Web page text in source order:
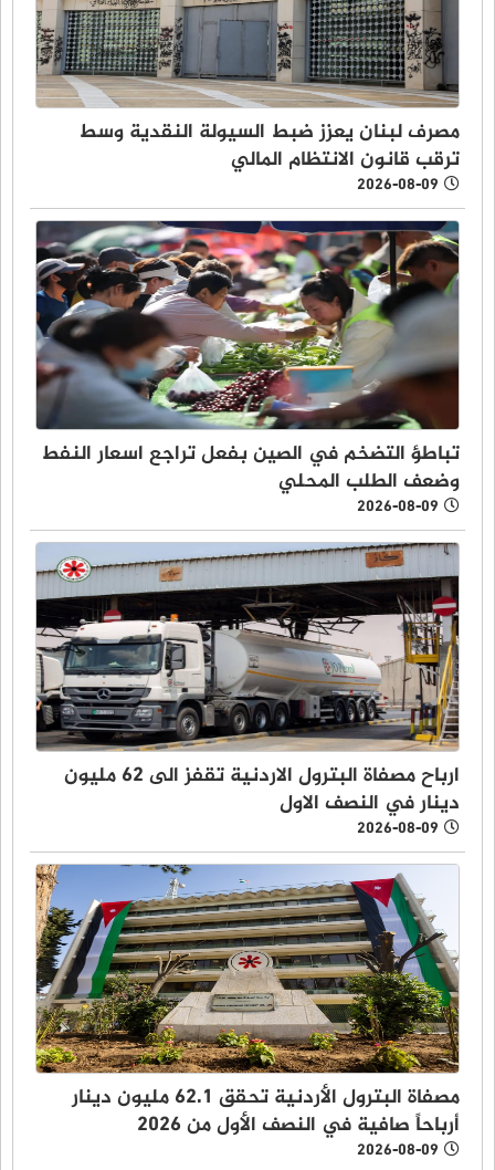
مصرف لبنان يعزز ضبط السيولة النقدية وسط
ترقب قانون الانتظام المالي
2026-08-09
تباطؤ التضخم في الصين بفعل تراجع اسعار النفط
وضعف الطلب المحلي
2026-08-09
ارباح مصفاة البترول الاردنية تقفز الى 62 مليون
دينار في النصف الاول
2026-08-09
مصفاة البترول الأردنية تحقق 62.1 مليون دينار
أرباحاً صافية في النصف الأول من 2026
2026-08-09